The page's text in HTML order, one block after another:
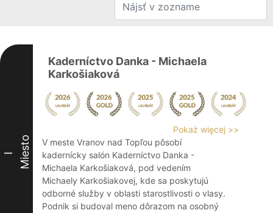
I Miesto
Kaderníctvo Danka - Michaela
Karkošiaková
Pokaż więcej >>
V meste Vranov nad Topľou pôsobí
kadernícky salón Kaderníctvo Danka -
Michaela Karkošiaková, pod vedením
Michaely Karkošiakovej, kde sa poskytujú
odborné služby v oblasti starostlivosti o vlasy.
Podnik si budoval meno dôrazom na osobný